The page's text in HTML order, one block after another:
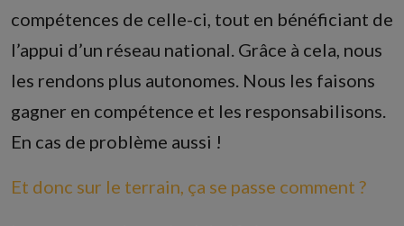
compétences de celle-ci, tout en bénéficiant de
l’appui d’un réseau national. Grâce à cela, nous
les rendons plus autonomes. Nous les faisons
gagner en compétence et les responsabilisons.
En cas de problème aussi !
Et donc sur le terrain, ça se passe comment ?